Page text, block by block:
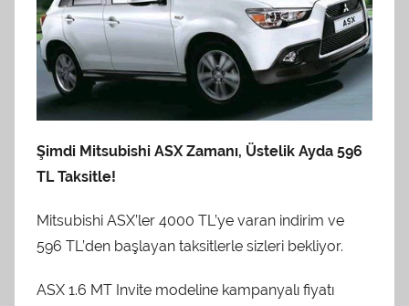
Şimdi Mitsubishi ASX Zamanı, Üstelik Ayda 596
TL Taksitle!
Mitsubishi ASX’ler 4000 TL’ye varan indirim ve
596 TL’den başlayan taksitlerle sizleri bekliyor.
ASX 1.6 MT Invite modeline kampanyalı fiyatı